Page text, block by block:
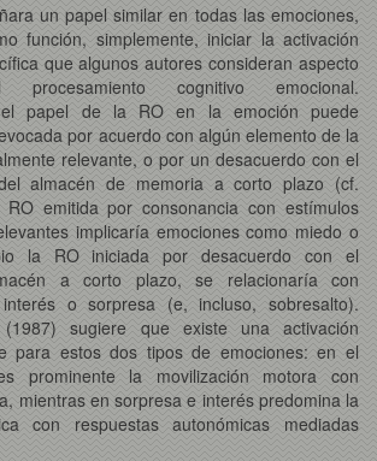
un papel similar en todas las emociones,
función, simplemente, iniciar la activación
que algunos autores consideran aspecto
cognitivo emocional.
el papel de la RO en la emoción puede
por acuerdo con algún elemento de la
relevante, o por un desacuerdo con el
almacén de memoria a corto plazo (cf.
emitida por consonancia con estímulos
implicaría emociones como miedo o
la RO iniciada por desacuerdo con el
a corto plazo, se relacionaría con
o sorpresa (e, incluso, sobresalto).
sugiere que existe una activación
para estos dos tipos de emociones: en el
prominente la movilización motora con
mientras en sorpresa e interés predomina la
con respuestas autonómicas mediadas